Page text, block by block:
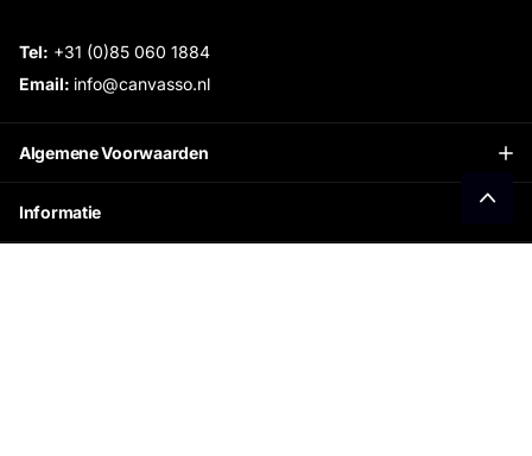
Algemene Voorwaarden
Informatie
Tel: +31 (0)85 060 1884
Email: info@canvasso.nl